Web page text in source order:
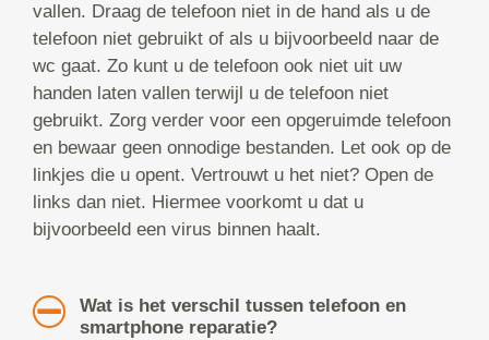
vallen. Draag de telefoon niet in de hand als u de
telefoon niet gebruikt of als u bijvoorbeeld naar de
wc gaat. Zo kunt u de telefoon ook niet uit uw
handen laten vallen terwijl u de telefoon niet
gebruikt. Zorg verder voor een opgeruimde telefoon
en bewaar geen onnodige bestanden. Let ook op de
linkjes die u opent. Vertrouwt u het niet? Open de
links dan niet. Hiermee voorkomt u dat u
bijvoorbeeld een virus binnen haalt.
Wat is het verschil tussen telefoon en
smartphone reparatie?